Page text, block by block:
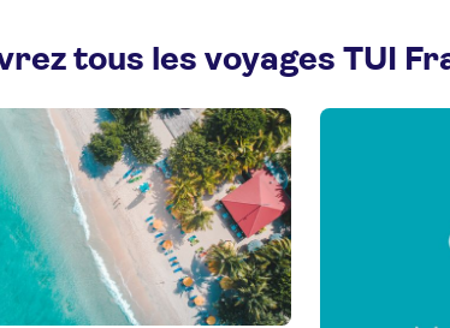
tous les voyages TUI